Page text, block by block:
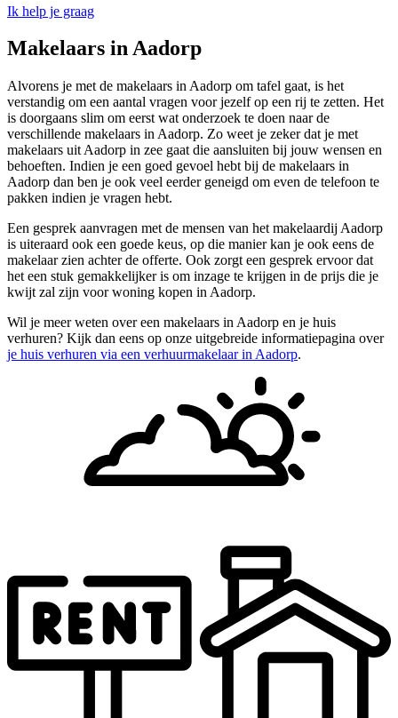
Ik help je graag
Makelaars in Aadorp
Alvorens je met de makelaars in Aadorp om tafel gaat, is het
verstandig om een aantal vragen voor jezelf op een rij te zetten. Het
is doorgaans slim om eerst wat onderzoek te doen naar de
verschillende makelaars in Aadorp. Zo weet je zeker dat je met
makelaars uit Aadorp in zee gaat die aansluiten bij jouw wensen en
behoeften. Indien je een goed gevoel hebt bij de makelaars in
Aadorp dan ben je ook veel eerder geneigd om even de telefoon te
pakken indien je vragen hebt.
Een gesprek aanvragen met de mensen van het makelaardij Aadorp
is uiteraard ook een goede keus, op die manier kan je ook eens de
makelaar zien achter de offerte. Ook zorgt een gesprek ervoor dat
het een stuk gemakkelijker is om inzage te krijgen in de prijs die je
kwijt zal zijn voor woning kopen in Aadorp.
Wil je meer weten over een makelaars in Aadorp en je huis
verhuren? Kijk dan eens op onze uitgebreide informatiepagina over
je huis verhuren via een verhuurmakelaar in Aadorp.